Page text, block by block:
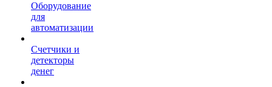
Оборудование
для
автоматизации
Счетчики и
детекторы
денег